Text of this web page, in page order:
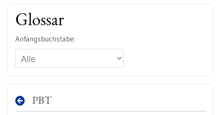
Glossar
Anfangsbuchstabe:
PBT